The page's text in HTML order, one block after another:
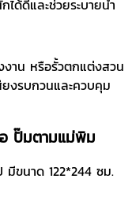
ได้ดีและช่วยระบายน้ำ
งาน หรือรั้วตกแต่งสวน
ยงรบกวนและควบคุม
อ ปั๊มตามแม่พิม
ขนาด 122*244 ซม.